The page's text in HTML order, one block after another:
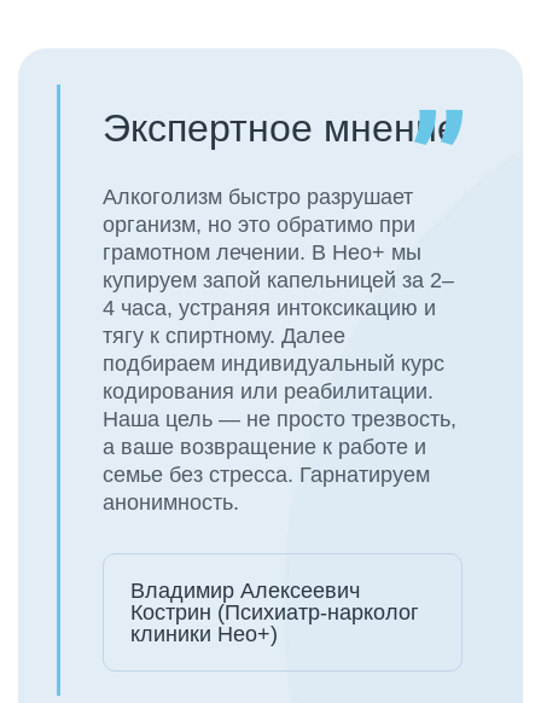
Экспертное мнение
Алкоголизм быстро разрушает
организм, но это обратимо при
грамотном лечении. В Нео+ мы
купируем запой капельницей за 2–
4 часа, устраняя интоксикацию и
тягу к спиртному. Далее
подбираем индивидуальный курс
кодирования или реабилитации.
Наша цель — не просто трезвость,
а ваше возвращение к работе и
семье без стресса. Гарнатируем
анонимность.
Владимир Алексеевич
Кострин (Психиатр-нарколог
клиники Нео+)